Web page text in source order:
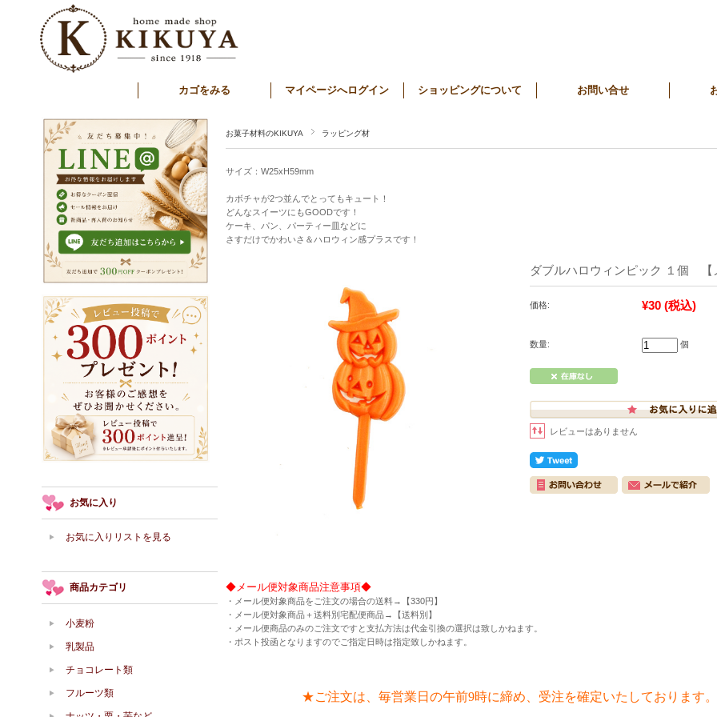
カゴをみる マイページへログイン ショッピングについて お問い合せ
お菓子材料のKIKUYA ラッピング材
サイズ：W25xH59mm
カボチャが2つ並んでとってもキュート！
どんなスイーツにもGOODです！
ケーキ、パン、パーティー皿などに
さすだけでかわいさ＆ハロウィン感プラスです！
ダブルハロウィンピック １個 【
価格: ¥30 (税込)
数量: 個
レビューはありません
◆メール便対象商品注意事項◆
・メール便対象商品をご注文の場合の送料→【330円】
・メール便対象商品＋送料別宅配便商品→【送料別】
・メール便商品のみのご注文ですと支払方法は代金引換の選択は致しかねます。
・ポスト投函となりますのでご指定日時は指定致しかねます。
★ご注文は、毎営業日の午前9時に締め、受注を確定いたしております。
お気に入り
お気に入りリストを見る
商品カテゴリ
小麦粉
乳製品
チョコレート類
フルーツ類